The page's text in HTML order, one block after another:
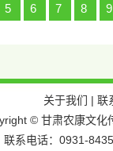
5 6 7 8 9
关于我们 | 联
© 甘肃农康文化
联系电话：0931-